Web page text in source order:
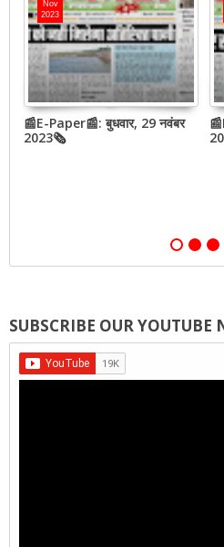
Nov
2023
📰E-Paper📰: बुधवार, 29 नवंबर
2023🗞
SUBSCRIBE OUR YOUTUBE